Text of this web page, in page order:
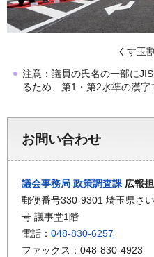
くす玉
注意：議員の氏名の一部に
るため、第1・第2水準の漢字
お問い合わせ
議会事務局 政策調査課 広報
郵便番号330-9301 埼玉県さ
号 議事堂1階
電話： 048-830-6257
ファックス：048-830-4923